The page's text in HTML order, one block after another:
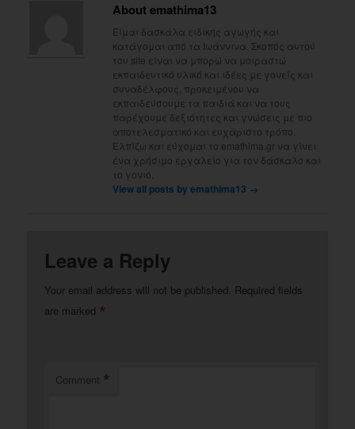
About emathima13
Είμαι δασκάλα ειδικής αγωγής και
κατάγομαι από τα Ιωάννινα. Σκοπός αυτού
του site είναι να μπορώ να μοιραστώ
εκπαιδευτικό υλικό και ιδέες με γονείς και
συναδέλφους, προκειμένου να
εκπαιδεύσουμε τα παιδιά και να τους
παρέχουμε δεξιότητες και γνώσεις με πιο
αποτελεσματικό και ευχάριστο τρόπο.
Ελπίζω και εύχομαι το emathima.gr να γίνει
ένα χρήσιμο εργαλείο για τον δάσκαλο και
το γονιό.
View all posts by emathima13 →
Leave a Reply
Your email address will not be published. Required fields
are marked *
Comment *